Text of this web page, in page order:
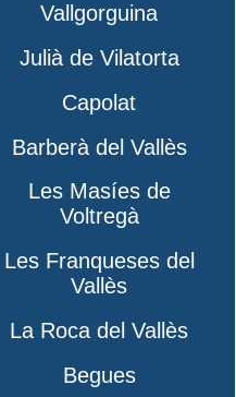
Vallgorguina
Julià de Vilatorta
Capolat
Barberà del Vallès
Les Masíes de
Voltregà
Les Franqueses del
Vallès
La Roca del Vallès
Begues